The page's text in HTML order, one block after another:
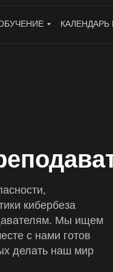
кибербеза
Мы ищем
с нами готов
делать наш мир